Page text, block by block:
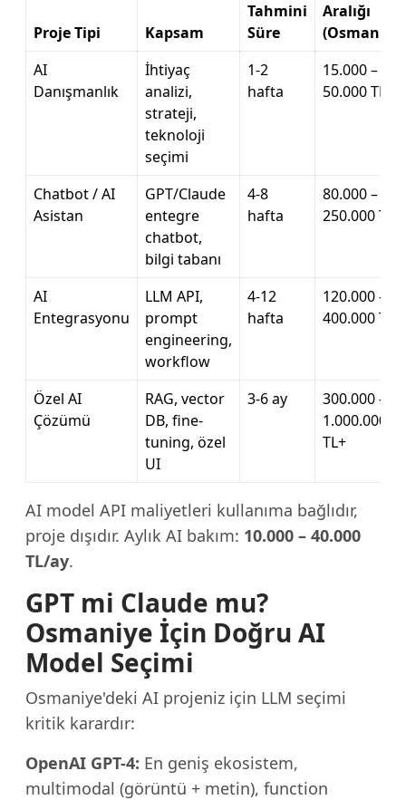
Proje Tipi Kapsam
Tahmini
Süre
Aralığı
(Osmaniye)
AI
Danışmanlık
İhtiyaç
analizi,
strateji,
teknoloji
seçimi
1-2
hafta
15.000 –
50.000 TL
Chatbot / AI
Asistan
GPT/Claude
entegre
chatbot,
bilgi tabanı
4-8
hafta
80.000 –
250.000 TL
AI
Entegrasyonu
LLM API,
prompt
engineering,
workflow
4-12
hafta
120.000 –
400.000 TL
Özel AI
Çözümü
RAG, vector
DB, fine-
tuning, özel
UI
3-6 ay
300.000 –
1.000.000
TL+
AI model API maliyetleri kullanıma bağlıdır,
proje dışıdır. Aylık AI bakım: 10.000 – 40.000
TL/ay.
GPT mi Claude mu?
Osmaniye İçin Doğru AI
Model Seçimi
Osmaniye'deki AI projeniz için LLM seçimi
kritik karardır:
OpenAI GPT-4: En geniş ekosistem,
multimodal (görüntü + metin), function